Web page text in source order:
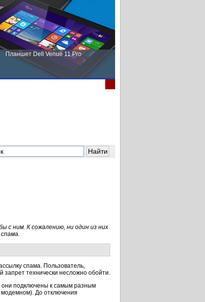
Планшет Dell Venue 11 Pro
с ним. К сожалению, ни один из них
спама. Пользователь,
запрет технически несложно обойти.
они подключены к самым разным
модемном). До отключения